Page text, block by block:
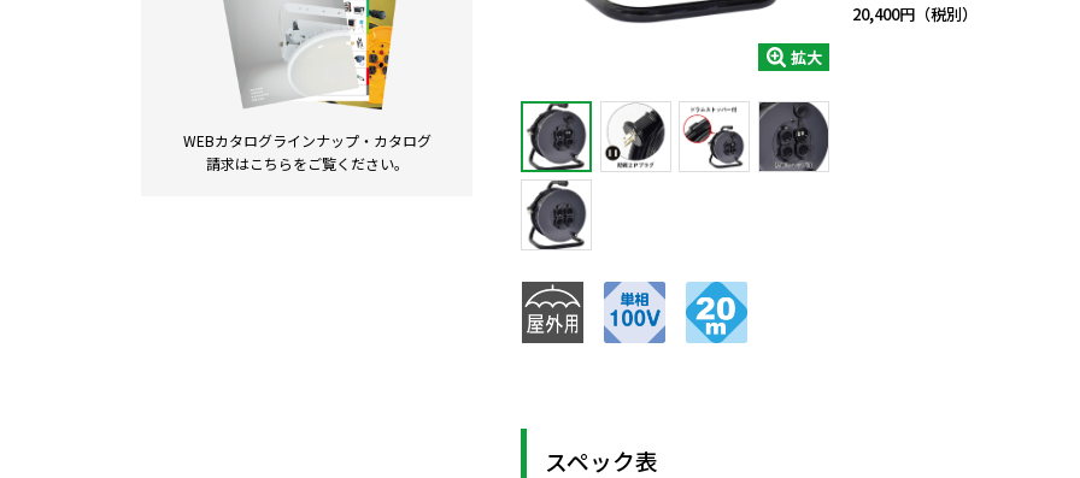
WEBカタログラインナップ・ カタログ
請求はこちらをご覧ください。
拡大
20,400円（税別）
スペック表